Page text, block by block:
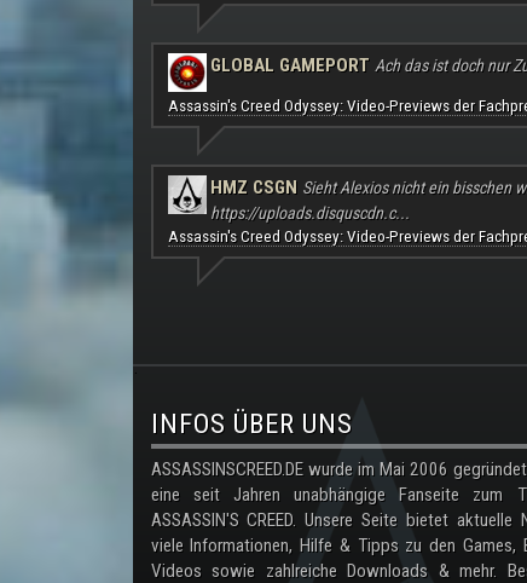
GLOBAL GAMEPORT Ach das ist doch nur
Assassin's Creed Odyssey: Video-Previews der
HMZ CSGN Sieht Alexios nicht ein bisschen
https://uploads.disquscdn.c...
Assassin's Creed Odyssey: Video-Previews der
.
INFOS ÜBER UNS
ASSASSINSCREED.DE wurde im Mai 2006
eine seit Jahren unabhängige Fanseite zum
ASSASSIN'S CREED. Unsere Seite bietet aktuelle
viele Informationen, Hilfe & Tipps zu den Games,
Videos sowie zahlreiche Downloads & mehr.